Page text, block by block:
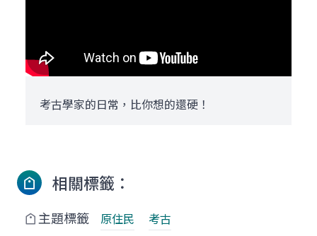
考古學家的日常，比你想的還硬！
相關標籤：
主題標籤 原住民 考古